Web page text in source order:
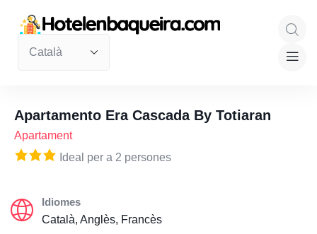
Apartamento Era Cascada By Totiaran
Apartament
Ideal per a 2 persones
Idiomes
Català, Anglès, Francès